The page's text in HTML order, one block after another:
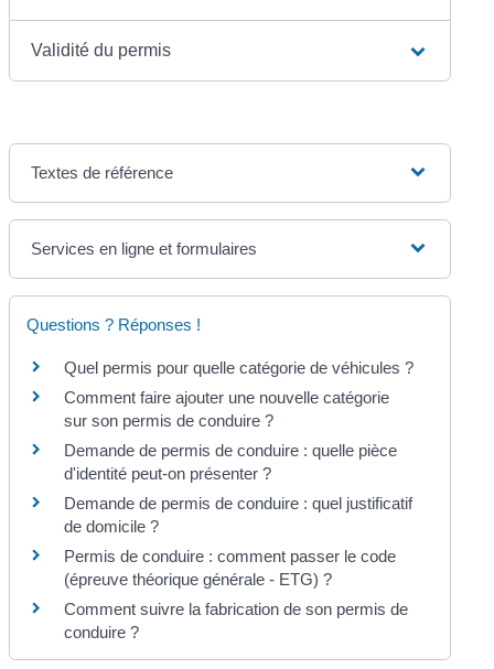
Validité du permis
Textes de référence
Services en ligne et formulaires
Questions ? Réponses !
Quel permis pour quelle catégorie de véhicules ?
Comment faire ajouter une nouvelle catégorie
sur son permis de conduire ?
Demande de permis de conduire : quelle pièce
d'identité peut-on présenter ?
Demande de permis de conduire : quel justificatif
de domicile ?
Permis de conduire : comment passer le code
(épreuve théorique générale - ETG) ?
Comment suivre la fabrication de son permis de
conduire ?